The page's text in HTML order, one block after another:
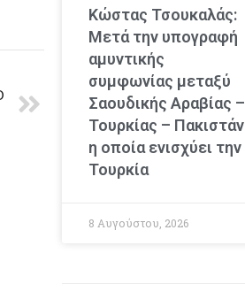
Κώστας Τσουκαλάς:
Μετά την υπογραφή
αμυντικής
συμφωνίας μεταξύ
Σαουδικής Αραβίας –
Τουρκίας – Πακιστάν
η οποία ενισχύει την
Τουρκία
8 Αυγούστου, 2026